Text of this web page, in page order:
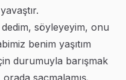
söyleyeyim, onu
benim yaşıtım
durumuyla barışmak
saçmalamış.